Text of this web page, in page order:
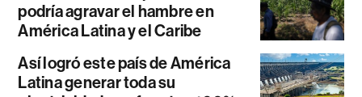
podría agravar el hambre en
América Latina y el Caribe
Así logró este país de América
Latina generar toda su